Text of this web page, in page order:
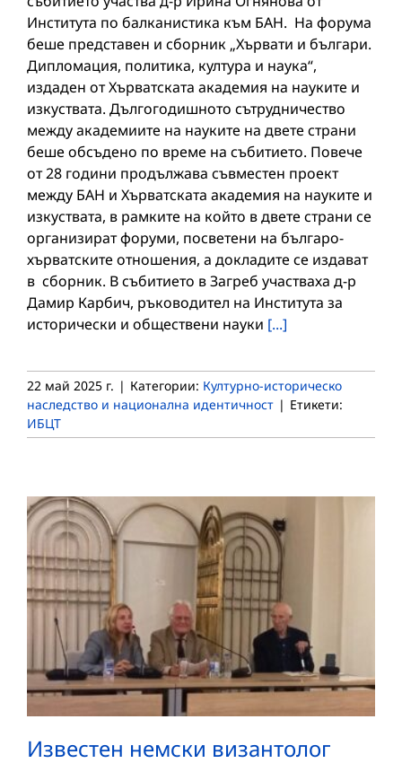
Института по балканистика към БАН. На форума
беше представен и сборник „Хървати и българи.
Дипломация, политика, култура и наука“,
издаден от Хърватската академия на науките и
изкуствата. Дългогодишното сътрудничество
между академиите на науките на двете страни
беше обсъдено по време на събитието. Повече
от 28 години продължава съвместен проект
между БАН и Хърватската академия на науките и
изкуствата, в рамките на който в двете страни се
организират форуми, посветени на българо-
хърватските отношения, а докладите се издават
в сборник. В събитието в Загреб участваха д-р
Дамир Карбич, ръководител на Института за
исторически и обществени науки [...]
22 май 2025 г. | Категории: Културно-историческо
наследство и национална идентичност | Етикети:
ИБЦТ
Известен немски византолог